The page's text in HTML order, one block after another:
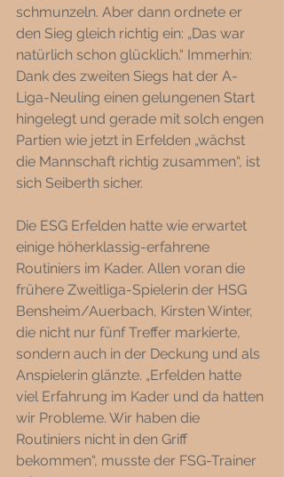
schmunzeln. Aber dann ordnete er
den Sieg gleich richtig ein: „Das war
natürlich schon glücklich.“ Immerhin:
Dank des zweiten Siegs hat der A-
Liga-Neuling einen gelungenen Start
hingelegt und gerade mit solch engen
Partien wie jetzt in Erfelden „wächst
die Mannschaft richtig zusammen“, ist
sich Seiberth sicher.
Die ESG Erfelden hatte wie erwartet
einige höherklassig-erfahrene
Routiniers im Kader. Allen voran die
frühere Zweitliga-Spielerin der HSG
Bensheim/Auerbach, Kirsten Winter,
die nicht nur fünf Treffer markierte,
sondern auch in der Deckung und als
Anspielerin glänzte. „Erfelden hatte
viel Erfahrung im Kader und da hatten
wir Probleme. Wir haben die
Routiniers nicht in den Griff
bekommen“, musste der FSG-Trainer